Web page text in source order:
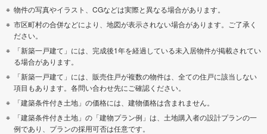
物件の写真やイラスト、CGなどは実際と異なる場合があります。
市区町村の合併などにより、地図が表示されない場合があります。ご了承く
ださい。
「新築一戸建て」には、完成後1年を経過している未入居物件が掲載されてい
る場合があります。
「新築一戸建て」には、販売住戸が複数の物件は、全ての住戸に該当しない
項目もあります。各問い合わせ先にご確認ください。
「建築条件付き土地」の価格には、建物価格は含まれません。
「建築条件付き土地」の「建物プラン例」は、土地購入者の設計プランの一
例であり、プランの採用可否は任意です。